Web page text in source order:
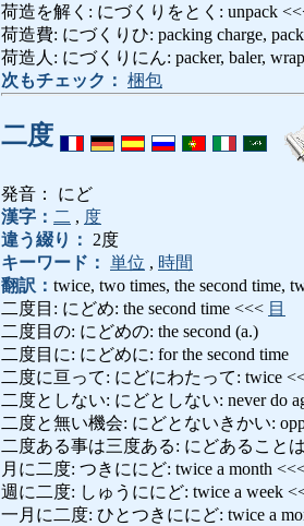
荷造を解く: にづくりをとく: unpack
荷造費: にづくりひ: packing charge,
荷造人: にづくりにん: packer, baler,
次もチェック： 梱包
二度
発音： にど
漢字： 二 , 度
違う綴り： 2度
キーワード： 単位 , 時間
翻訳： twice, two times, the second time,
二度目: にどめ: the second time <<< 目
二度目の: にどめの: the second (a.)
二度目に: にどめに: for the second time
二度に亘って: にどにわたって: twice
二度としない: にどとしない: never do
二度と無い機会: にどとないきかい:
二度ある事は三度ある: にどあること
月に二度: つきににど: twice a month
週に二度: しゅうににど: twice a week
一月に二度: ひとつきににど: twice a